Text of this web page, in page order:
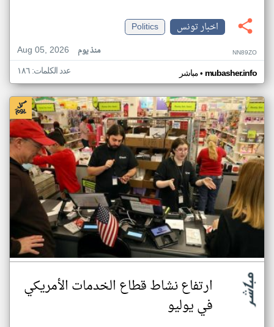
اخبار تونس
Politics
Aug 05, 2026
منذ يوم NN89ZO
مباشر• mubasher.info عدد الكلمات: ١٨٦
ارتفاع نشاط قطاع الخدمات الأمريكي
في يوليو